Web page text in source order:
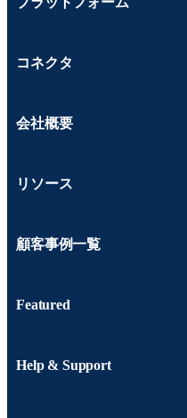
コネクタ
会社概要
リソース
顧客事例一覧
Featured
Help & Support